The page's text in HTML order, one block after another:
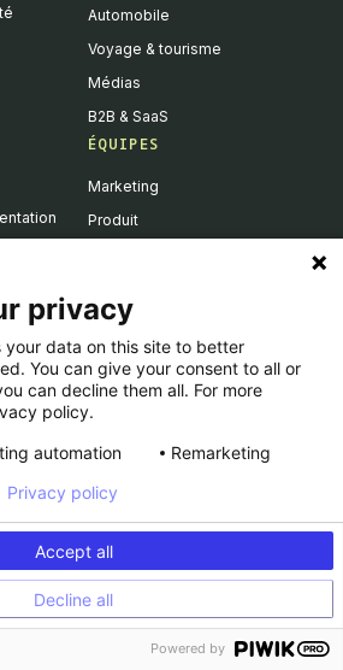
Automobile
Voyage & tourisme
Médias
B2B & SaaS
ÉQUIPES
Marketing
Produit
ENTREPRISE
À propos
Carrière
Nous contacter
Support
INFORMATIONS LÉGALES
privacy
your data on this site to better
You can give your consent to all or
can decline them all. For more
policy.
automation Remarketing
Accept all
Decline all
Privacy policy
Powered by